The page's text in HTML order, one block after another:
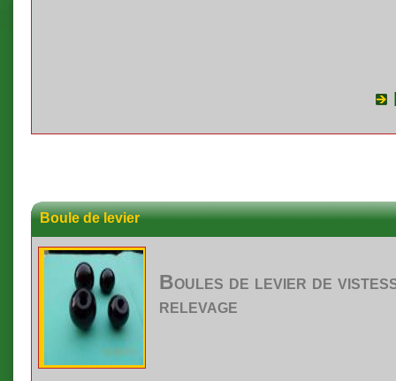
Boule de levier
Boules de levier de
relevage